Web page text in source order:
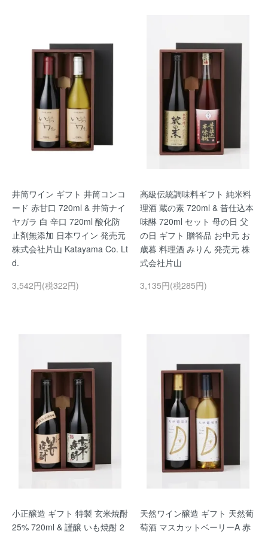
井筒ワイン ギフト 井筒コンコ
ード 赤甘口 720ml & 井筒ナイ
ヤガラ 白 辛口 720ml 酸化防
止剤無添加 日本ワイン 発売元
株式会社片山 Katayama Co. Lt
d.
3,542円(税322円)
高級伝統調味料ギフト 純米料
理酒 蔵の素 720ml & 昔仕込本
味醂 720ml セット 母の日 父
の日 ギフト 贈答品 お中元 お
歳暮 料理酒 みりん 発売元 株
式会社片山
3,135円(税285円)
小正醸造 ギフト 特製 玄米焼酎
25% 720ml & 謹醸 いも焼酎 2
天然ワイン醸造 ギフト 天然葡
萄酒 マスカットベーリーA 赤